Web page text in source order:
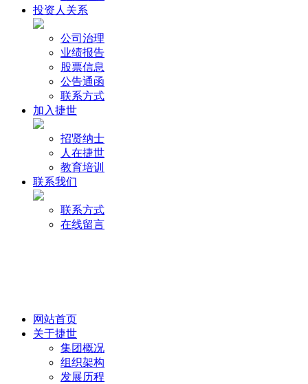
投资人关系
公司治理
业绩报告
股票信息
公告通函
联系方式
加入捷世
招贤纳士
人在捷世
教育培训
联系我们
联系方式
在线留言
网站首页
关于捷世
集团概况
组织架构
发展历程